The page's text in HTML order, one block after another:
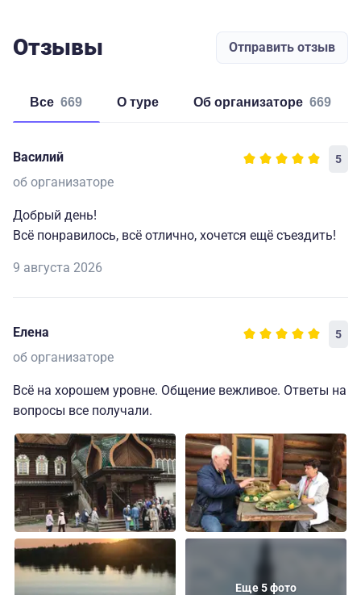
Отзывы Отправить отзыв
Все 669 о туре об организаторе 669
Василий 5
об организаторе
Добрый день!
Всё понравилось, всё отлично, хочется ещё съездить!
9 августа 2026
Елена 5
об организаторе
Всё на хорошем уровне. Общение вежливое. Ответы на
вопросы все получали.
Еще 5 фото